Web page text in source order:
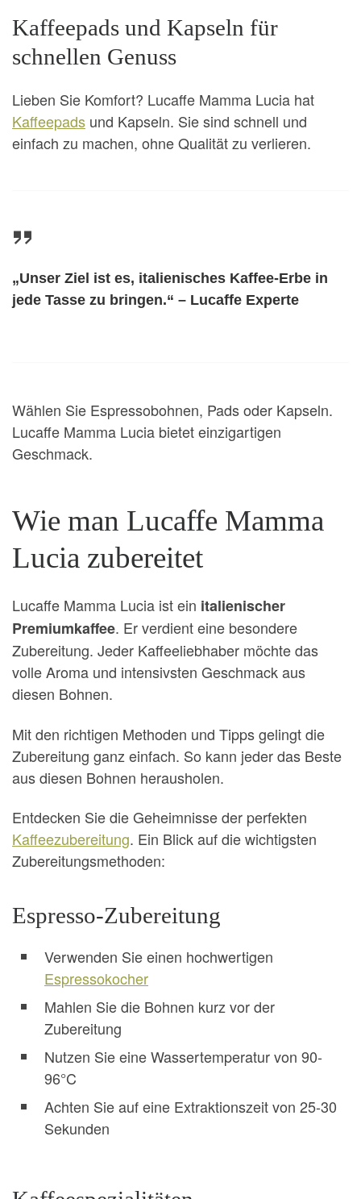
Kaffeepads und Kapseln für
schnellen Genuss
Lieben Sie Komfort? Lucaffe Mamma Lucia hat
Kaffeepads und Kapseln. Sie sind schnell und
einfach zu machen, ohne Qualität zu verlieren.
„Unser Ziel ist es, italienisches Kaffee-Erbe in
jede Tasse zu bringen.“ – Lucaffe Experte
Wählen Sie Espressobohnen, Pads oder Kapseln.
Lucaffe Mamma Lucia bietet einzigartigen
Geschmack.
Wie man Lucaffe Mamma
Lucia zubereitet
Lucaffe Mamma Lucia ist ein italienischer
Premiumkaffee. Er verdient eine besondere
Zubereitung. Jeder Kaffeeliebhaber möchte das
volle Aroma und intensivsten Geschmack aus
diesen Bohnen.
Mit den richtigen Methoden und Tipps gelingt die
Zubereitung ganz einfach. So kann jeder das Beste
aus diesen Bohnen herausholen.
Entdecken Sie die Geheimnisse der perfekten
Kaffeezubereitung. Ein Blick auf die wichtigsten
Zubereitungsmethoden:
Espresso-Zubereitung
Verwenden Sie einen hochwertigen
Espressokocher
Mahlen Sie die Bohnen kurz vor der
Zubereitung
Nutzen Sie eine Wassertemperatur von 90-
96°C
Achten Sie auf eine Extraktionszeit von 25-30
Sekunden